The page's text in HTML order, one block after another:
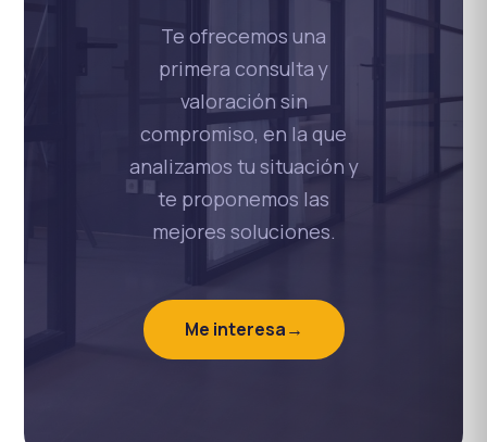
Te ofrecemos una
primera consulta y
valoración sin
compromiso, en la que
analizamos tu situación y
te proponemos las
mejores soluciones.
Me interesa→